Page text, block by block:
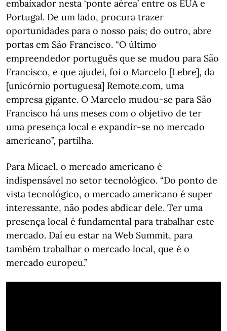
embaixador nesta ‘ponte aérea’ entre os EUA e
Portugal. De um lado, procura trazer
oportunidades para o nosso país; do outro, abre
portas em São Francisco. “O último
empreendedor português que se mudou para São
Francisco, e que ajudei, foi o Marcelo [Lebre], da
[unicórnio portuguesa] Remote.com, uma
empresa gigante. O Marcelo mudou-se para São
Francisco há uns meses com o objetivo de ter
uma presença local e expandir-se no mercado
americano”, partilha.
Para Micael, o mercado americano é
indispensável no setor tecnológico. “Do ponto de
vista tecnológico, o mercado americano é super
interessante, não podes abdicar dele. Ter uma
presença local é fundamental para trabalhar este
mercado. Daí eu estar na Web Summit, para
também trabalhar o mercado local, que é o
mercado europeu.”